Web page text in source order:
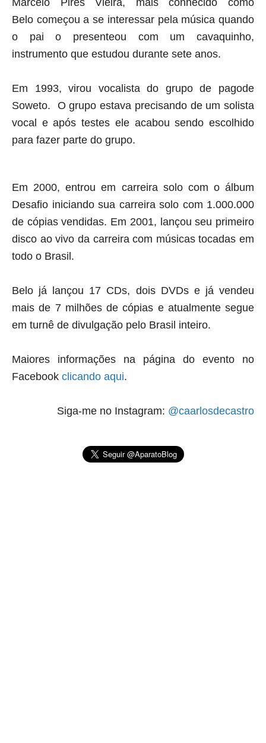
Belo começou a se interessar pela música quando
o pai o presenteou com um cavaquinho,
instrumento que estudou durante sete anos.
Em 1993, virou vocalista do grupo de pagode
Soweto. O grupo estava precisando de um solista
vocal e após testes ele acabou sendo escolhido
para fazer parte do grupo.
Em 2000, entrou em carreira solo com o álbum
Desafio iniciando sua carreira solo com 1.000.000
de cópias vendidas. Em 2001, lançou seu primeiro
disco ao vivo da carreira com músicas tocadas em
todo o Brasil.
Belo já lançou 17 CDs, dois DVDs e já vendeu
mais de 7 milhões de cópias e atualmente segue
em turnê de divulgação pelo Brasil inteiro.
Maiores informações na página do evento no
Facebook clicando aqui.
Siga-me no Instagram: @caarlosdecastro